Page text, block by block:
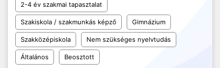
2-4 év szakmai tapasztalat
Szakiskola / szakmunkás képző Gimnázium
Szakközépiskola Nem szükséges nyelvtudás
Általános Beosztott